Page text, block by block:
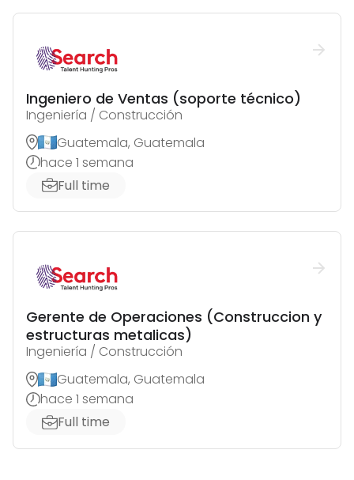
Ingeniero de Ventas (soporte técnico)
Ingeniería / Construcción
Guatemala, Guatemala
hace 1 semana
Full time
Gerente de Operaciones (Construccion y
estructuras metalicas)
Ingeniería / Construcción
Guatemala, Guatemala
hace 1 semana
Full time